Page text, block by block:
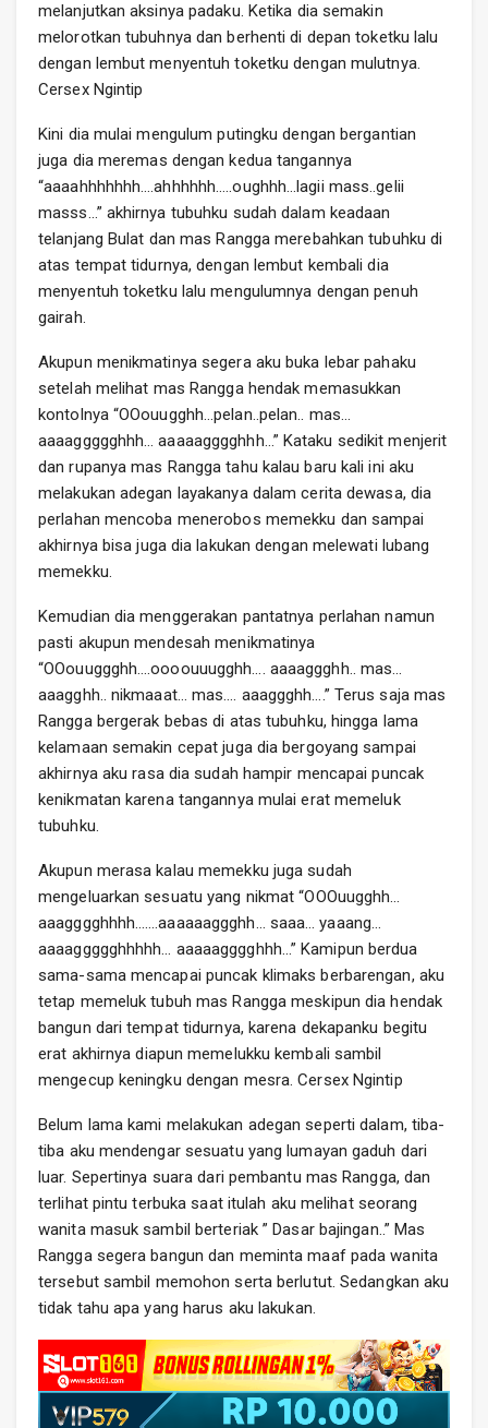
melanjutkan aksinya padaku. Ketika dia semakin
melorotkan tubuhnya dan berhenti di depan toketku lalu
dengan lembut menyentuh toketku dengan mulutnya.
Cersex Ngintip
Kini dia mulai mengulum putingku dengan bergantian
juga dia meremas dengan kedua tangannya
“aaaahhhhhhh….ahhhhhh…..oughhh…lagii mass..gelii
masss…” akhirnya tubuhku sudah dalam keadaan
telanjang Bulat dan mas Rangga merebahkan tubuhku di
atas tempat tidurnya, dengan lembut kembali dia
menyentuh toketku lalu mengulumnya dengan penuh
gairah.
Akupun menikmatinya segera aku buka lebar pahaku
setelah melihat mas Rangga hendak memasukkan
kontolnya “OOouugghh…pelan..pelan.. mas…
aaaaggggghhh… aaaaagggghhh…” Kataku sedikit menjerit
dan rupanya mas Rangga tahu kalau baru kali ini aku
melakukan adegan layakanya dalam cerita dewasa, dia
perlahan mencoba menerobos memekku dan sampai
akhirnya bisa juga dia lakukan dengan melewati lubang
memekku.
Kemudian dia menggerakan pantatnya perlahan namun
pasti akupun mendesah menikmatinya
“OOouuggghh….oooouuugghh…. aaaaggghh.. mas…
aaagghh.. nikmaaat… mas…. aaaggghh….” Terus saja mas
Rangga bergerak bebas di atas tubuhku, hingga lama
kelamaan semakin cepat juga dia bergoyang sampai
akhirnya aku rasa dia sudah hampir mencapai puncak
kenikmatan karena tangannya mulai erat memeluk
tubuhku.
Akupun merasa kalau memekku juga sudah
mengeluarkan sesuatu yang nikmat “OOOuugghh…
aaagggghhhh…….aaaaaaggghh… saaa… yaaang…
aaaaggggghhhhh… aaaaagggghhh…” Kamipun berdua
sama-sama mencapai puncak klimaks berbarengan, aku
tetap memeluk tubuh mas Rangga meskipun dia hendak
bangun dari tempat tidurnya, karena dekapanku begitu
erat akhirnya diapun memelukku kembali sambil
mengecup keningku dengan mesra. Cersex Ngintip
Belum lama kami melakukan adegan seperti dalam, tiba-
tiba aku mendengar sesuatu yang lumayan gaduh dari
luar. Sepertinya suara dari pembantu mas Rangga, dan
terlihat pintu terbuka saat itulah aku melihat seorang
wanita masuk sambil berteriak ” Dasar bajingan..” Mas
Rangga segera bangun dan meminta maaf pada wanita
tersebut sambil memohon serta berlutut. Sedangkan aku
tidak tahu apa yang harus aku lakukan.